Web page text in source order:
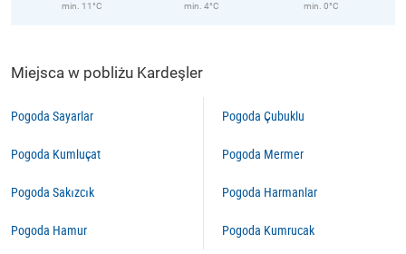
min. 11°C
min. 4°C
min. 0°C
Miejsca w pobliżu Kardeşler
Pogoda Sayarlar
Pogoda Kumluçat
Pogoda Sakızcık
Pogoda Hamur
Pogoda Çubuklu
Pogoda Mermer
Pogoda Harmanlar
Pogoda Kumrucak